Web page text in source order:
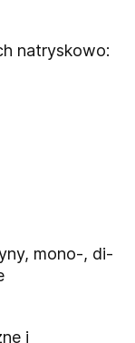
natryskowo:
mono-, di-
i